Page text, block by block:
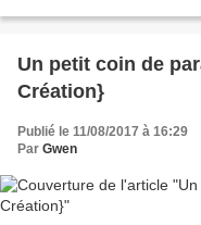
Un petit coin de
Création}
Publié le 11/08/2017 à 16:29
Par Gwen